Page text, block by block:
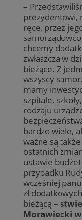
–
prezydentowi,
ręce, przez
chcemy
zwłaszcza w
bieżące. Z
wszyscy
mamy
szpitale,
rodzaju
bardzo wiele,
ważne są
ostatnich
ustawie
przypadku
wcześniej
zł
bieżącą –
Morawiecki w